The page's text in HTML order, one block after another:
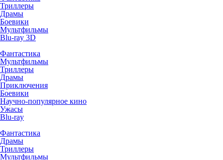
Триллеры
Драмы
Боевики
Мультфильмы
Blu-ray 3D
Фантастика
Мультфильмы
Триллеры
Драмы
Приключения
Боевики
Научно-популярное кино
Ужасы
Blu-ray
Фантастика
Драмы
Триллеры
Мультфильмы